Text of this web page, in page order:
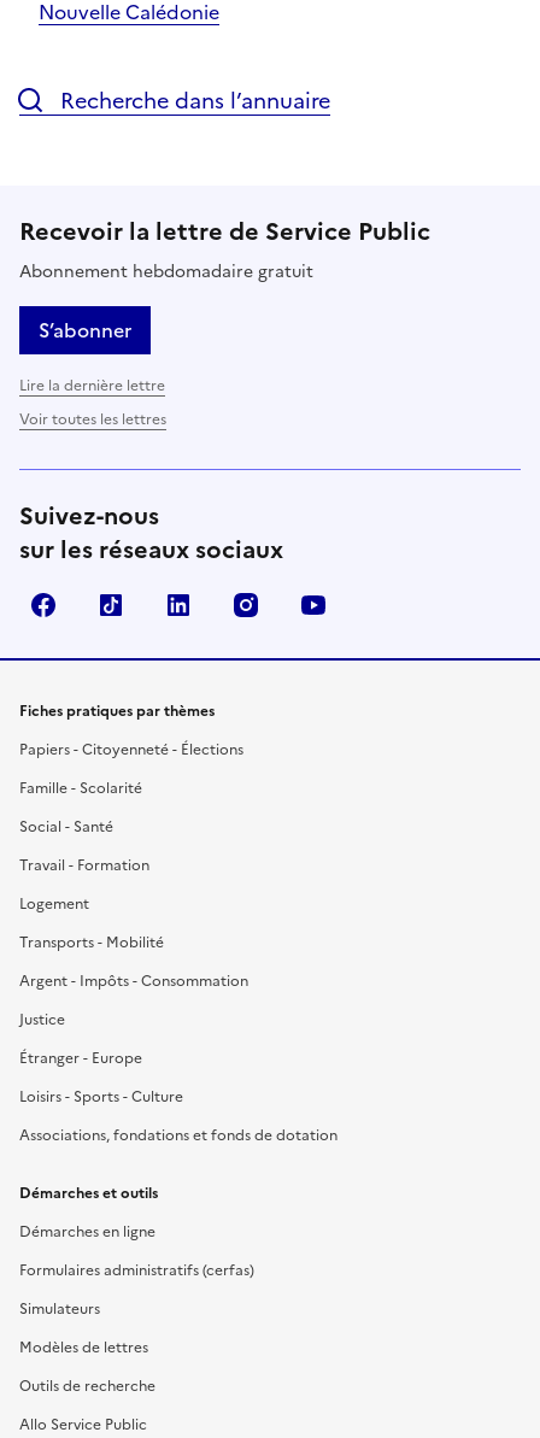
Nouvelle Calédonie
Recherche dans l’annuaire
Recevoir la lettre de Service Public
Abonnement hebdomadaire gratuit
S’abonner
Lire la dernière lettre
Voir toutes les lettres
Suivez-nous
sur les réseaux sociaux
FacebookTikTok LinkedIn Instagram
Fiches pratiques par thèmes
Papiers - Citoyenneté - Élections
Famille - Scolarité
Social - Santé
Travail - Formation
Logement
Transports - Mobilité
Argent - Impôts - Consommation
Justice
Étranger - Europe
Loisirs - Sports - Culture
Associations, fondations et fonds de dotation
Démarches et outils
Démarches en ligne
Formulaires administratifs (cerfas)
Simulateurs
Modèles de lettres
Outils de recherche
Allo Service Public